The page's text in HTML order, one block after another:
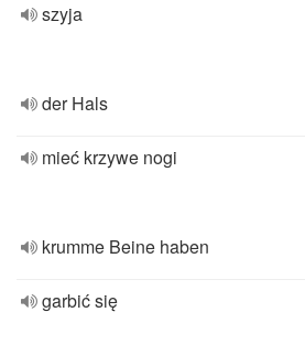
szyja
der Hals
mieć krzywe nogi
krumme Beine haben
garbić się